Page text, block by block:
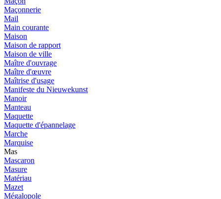
Maçonnerie
Mail
Main courante
Maison
Maison de rapport
Maison de ville
Maître d'ouvrage
Maître d'œuvre
Maîtrise d'usage
Manifeste du Nieuwekunst
Manoir
Manteau
Maquette
Maquette d'épannelage
Marche
Marquise
Mas
Mascaron
Masure
Matériau
Mazet
Mégalopole